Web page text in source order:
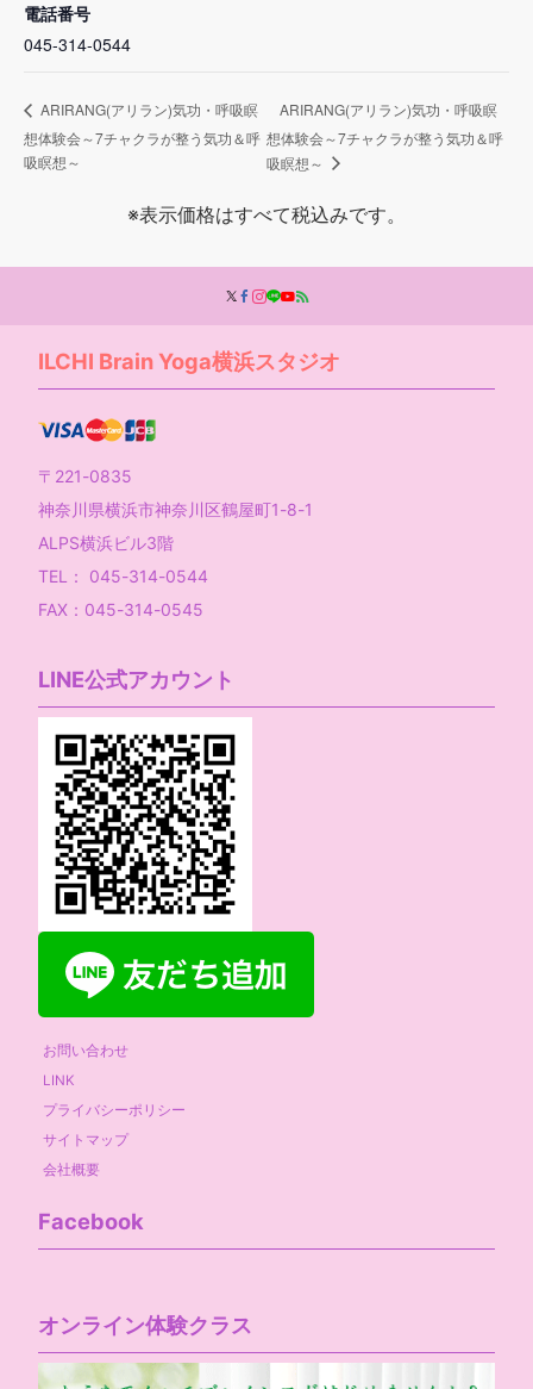
電話番号
045-314-0544
ARIRANG(アリラン)気功・呼吸瞑
想体験会～7チャクラが整う気功＆呼
吸瞑想～
ARIRANG(アリラン)気功・呼吸瞑
想体験会～7チャクラが整う気功＆呼
吸瞑想～
※表示価格はすべて税込みです。
ILCHI Brain Yoga横浜スタジオ
〒221-0835
神奈川県横浜市神奈川区鶴屋町1-8-1
ALPS横浜ビル3階
TEL： 045-314-0544
FAX：045-314-0545
LINE公式アカウント
お問い合わせ
LINK
プライバシーポリシー
サイトマップ
会社概要
Facebook
オンライン体験クラス